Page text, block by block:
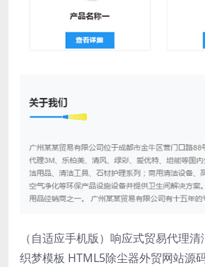
（自适应手机版）响应式贸易代理
织梦模板 HTML5除尘器外贸网站源